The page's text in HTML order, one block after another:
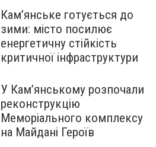
Кам’янське готується до
зими: місто посилює
енергетичну стійкість
критичної інфраструктури
У Кам’янському розпочали
реконструкцію
Меморіального комплексу
на Майдані Героїв